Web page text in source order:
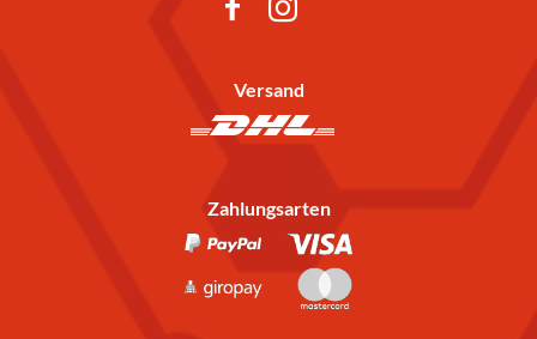
Versand
Zahlungsarten